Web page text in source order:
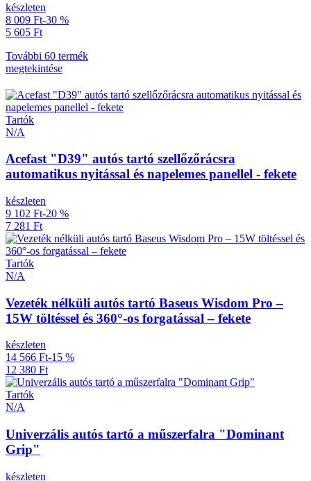
készleten
8 009 Ft-30 %
5 605 Ft
További 60 termék
megtekintése
Tartók
N/A
Acefast "D39" autós tartó szellőzőrácsra
automatikus nyitással és napelemes panellel - fekete
készleten
9 102 Ft-20 %
7 281 Ft
Tartók
N/A
Vezeték nélküli autós tartó Baseus Wisdom Pro –
15W töltéssel és 360°-os forgatással – fekete
készleten
14 566 Ft-15 %
12 380 Ft
Tartók
N/A
Univerzális autós tartó a műszerfalra "Dominant
Grip"
készleten